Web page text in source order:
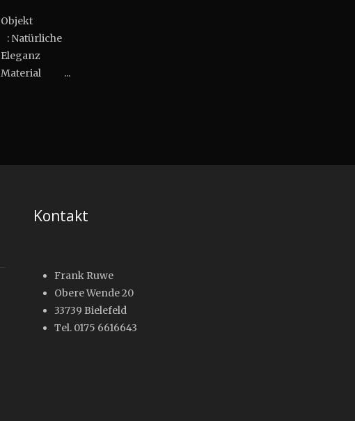
Objekt
: Natürliche
Eleganz
Material ...
Kontakt
Frank Ruwe
Obere Wende 20
33739 Bielefeld
Tel. 0175 6616643